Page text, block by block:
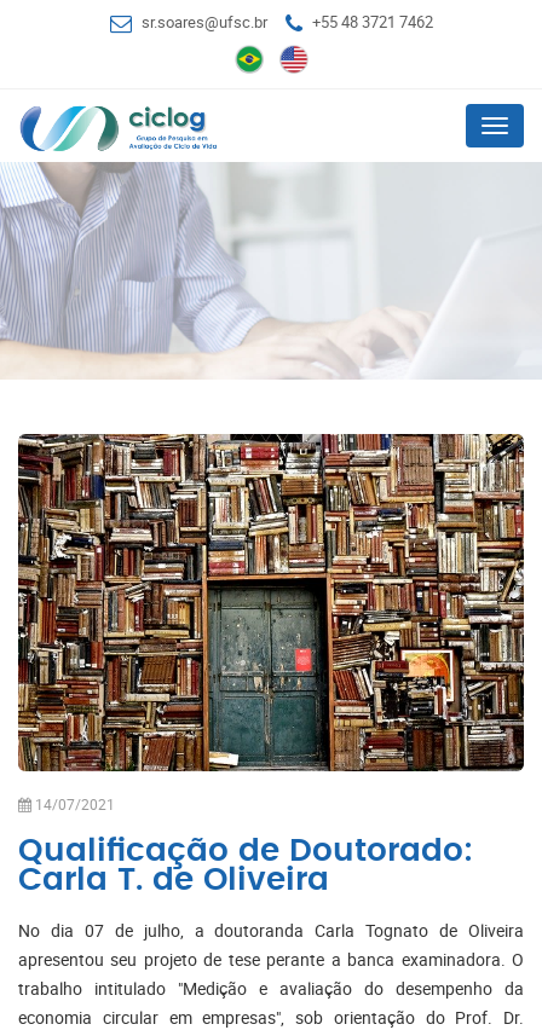
sr.soares@ufsc.br +55 48 3721 7462
Menu
14/07/2021
Qualificação de Doutorado:
Carla T. de Oliveira
No dia 07 de julho, a doutoranda Carla Tognato de Oliveira
apresentou seu projeto de tese perante a banca examinadora. O
trabalho intitulado "Medição e avaliação do desempenho da
economia circular em empresas", sob orientação do Prof. Dr.